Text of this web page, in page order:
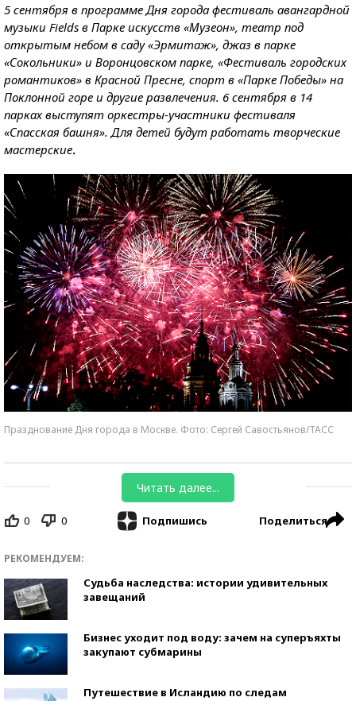
5 сентября в программе Дня города фестиваль авангардной
музыки Fields в Парке искусств «Музеон», театр под
открытым небом в саду «Эрмитаж», джаз в парке
«Сокольники» и Воронцовском парке, «Фестиваль городских
романтиков» в Красной Пресне, спорт в «Парке Победы» на
Поклонной горе и другие развлечения. 6 сентября в 14
парках выступят оркестры-участники фестиваля
«Спасская башня». Для детей будут работать творческие
мастерские.
Празднование Дня города в Москве. Фото: Сергей Савостьянов/ТАСС
Читать далее...
0 0 Подпишись Поделиться
РЕКОМЕНДУЕМ:
Судьба наследства: истории удивительных
завещаний
Бизнес уходит под воду: зачем на суперъяхты
закупают субмарины
Путешествие в Исландию по следам